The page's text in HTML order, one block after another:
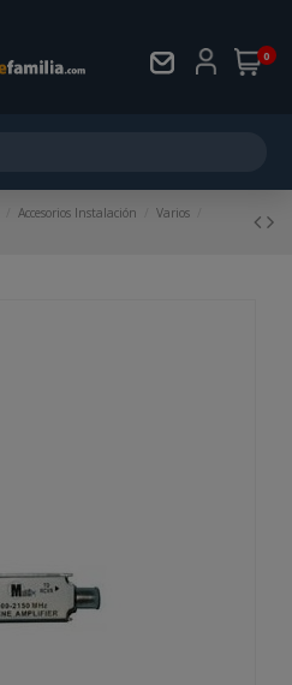
0
Accesorios Instalación
Varios